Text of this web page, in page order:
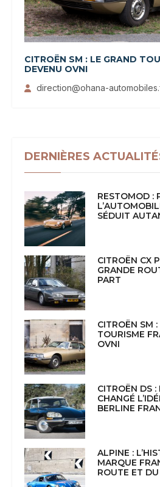
CITROËN SM : LE GRAND
DEVENU OVNI
direction@ohana-
DERNIÈRES
RESTOMOD :
SÉDUIT
CITROËN CX
GRANDE
PART
CITROËN SM
TOURISME
OVNI
CITROËN DS
CHANGÉ
BERLINE
ALPINE :
MARQUE
ROUTE ET